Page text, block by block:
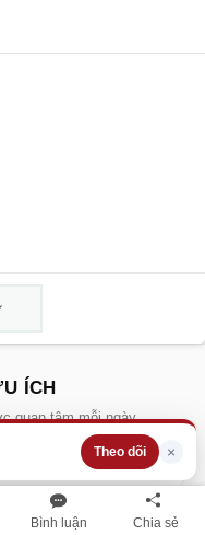
Bình luận Chia sẻ
Theo dõi ×
ÍCH
quan tâm mỗi ngày
nay